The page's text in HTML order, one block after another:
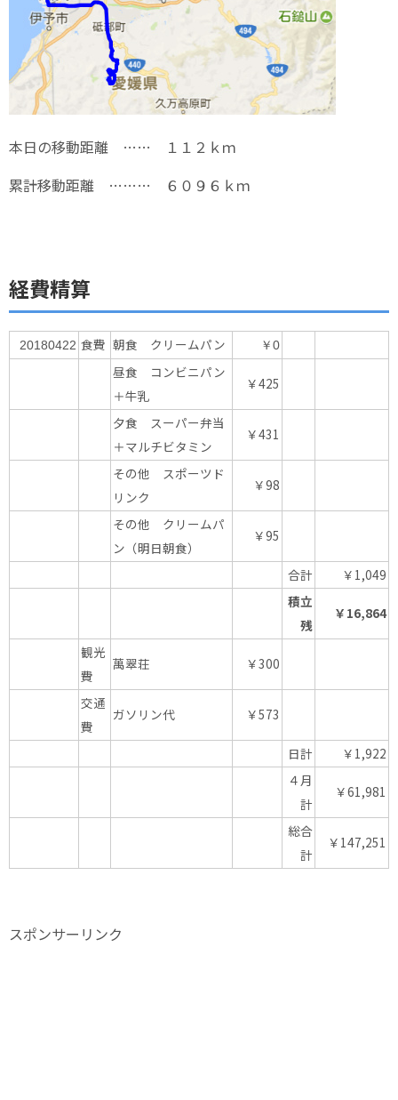
本日の移動距離 …… １１２ｋｍ
累計移動距離 ……… ６０９６ｋｍ
経費精算
20180422 食費 朝食 クリームパン ￥0
昼食 コンビニパン
＋牛乳
￥425
夕食 スーパー弁当
＋マルチビタミン
￥431
その他 スポーツド
リンク
￥98
その他 クリームパ
ン（明日朝食）
￥95
合計
￥1,049
積立
残
￥16,864
観光
費
萬翠荘 ￥300
交通
費
ガソリン代 ￥573
日計
￥1,922
４月
計
￥61,981
総合
計
￥147,251
スポンサーリンク